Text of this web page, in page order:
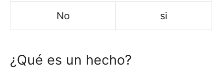
No si
¿Qué es un hecho?